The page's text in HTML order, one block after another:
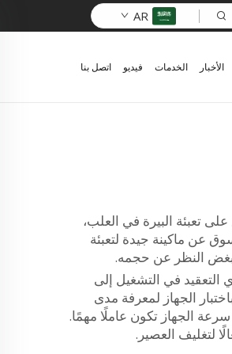
AR
الأخبار الخدمات فيديو اتصل بنا
تعبئة البيرة في العلب،
عن ماكينة جيدة لتعبئة
بغض النظر عن حجمه.
التعقيد في التشغيل إلى
الجهاز لمعرفة مدى
الجهاز تكون عاملًا مهمًا.
لتغليف العصير.